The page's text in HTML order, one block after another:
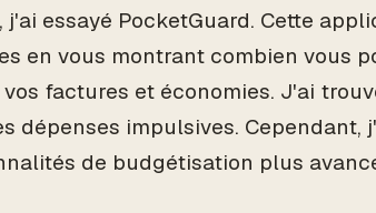
j'ai essayé PocketGuard. Cette
en vous montrant combien vous
factures et économies. J'ai
dépenses impulsives.
de budgétisation plus